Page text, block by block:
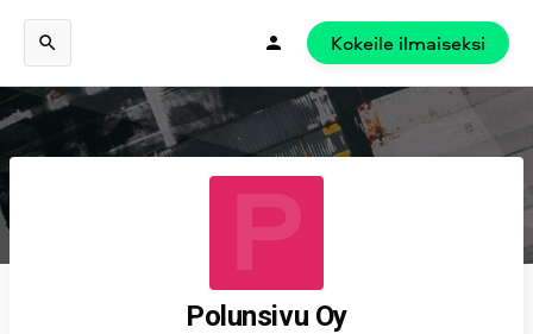
Kokeile ilmaiseksi
P
Polunsivu Oy